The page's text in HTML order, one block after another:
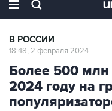
В РОССИИ
18:48, 2 февраля 2024
Более 500
2024 году на